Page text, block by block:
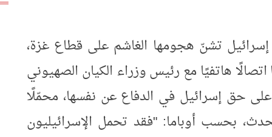
وبينما كانت إسرائيل تشنّ هجومها الغاشم على قطاع غزة،
هاتفيًا مع رئيس وزراء الكيان الصهيوني
على حق إسرائيل في الدفاع عن نفسها، محمّلًا
بحسب أوباما: "فقد تحمل الإسرائيليون